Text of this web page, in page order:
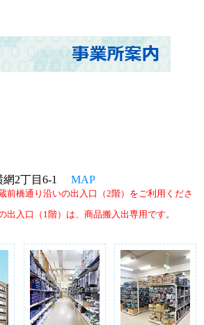
2丁目6-1
MAP
前橋通り沿いの出入口（2階）をご利用くださ
出入口（1階）は、商品搬入出専用です。